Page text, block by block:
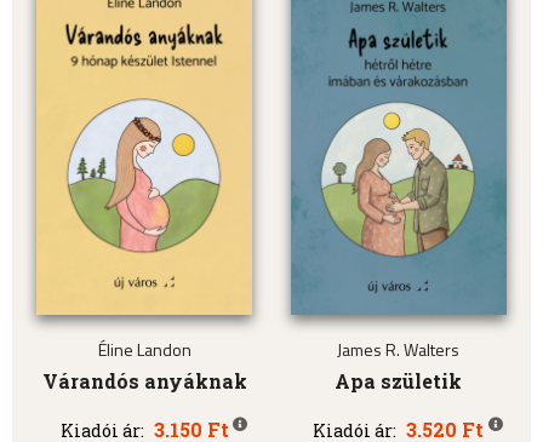
Éline Landon
Várandós anyáknak
Kiadói ár: 3.150 Ft
James R. Walters
Apa születik
Kiadói ár: 3.520 Ft